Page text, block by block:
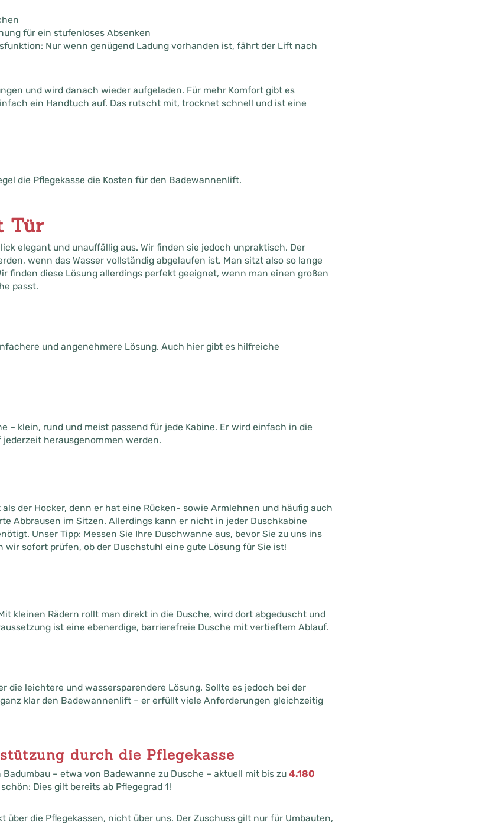
für ein stufenloses Absenken
Nur wenn genügend Ladung vorhanden ist, fährt der Lift nach
und wird danach wieder aufgeladen. Für mehr Komfort gibt es
ein Handtuch auf. Das rutscht mit, trocknet schnell und ist eine
die Pflegekasse die Kosten für den Badewannenlift.
Tür
elegant und unauffällig aus. Wir finden sie jedoch unpraktisch. Der
wenn das Wasser vollständig abgelaufen ist. Man sitzt also so lange
finden diese Lösung allerdings perfekt geeignet, wenn man einen großen
passt.
und angenehmere Lösung. Auch hier gibt es hilfreiche
– klein, rund und meist passend für jede Kabine. Er wird einfach in die
herausgenommen werden.
der Hocker, denn er hat eine Rücken- sowie Armlehnen und häufig auch
Abbrausen im Sitzen. Allerdings kann er nicht in jeder Duschkabine
Unser Tipp: Messen Sie Ihre Duschwanne aus, bevor Sie zu uns ins
sofort prüfen, ob der Duschstuhl eine gute Lösung für Sie ist!
kleinen Rädern rollt man direkt in die Dusche, wird dort abgeduscht und
ist eine ebenerdige, barrierefreie Dusche mit vertieftem Ablauf.
die leichtere und wassersparendere Lösung. Sollte es jedoch bei der
klar den Badewannenlift – er erfüllt viele Anforderungen gleichzeitig
durch die Pflegekasse
– etwa von Badewanne zu Dusche – aktuell mit bis zu 4.180
Dies gilt bereits ab Pflegegrad 1!
über die Pflegekassen, nicht über uns. Der Zuschuss gilt nur für Umbauten,